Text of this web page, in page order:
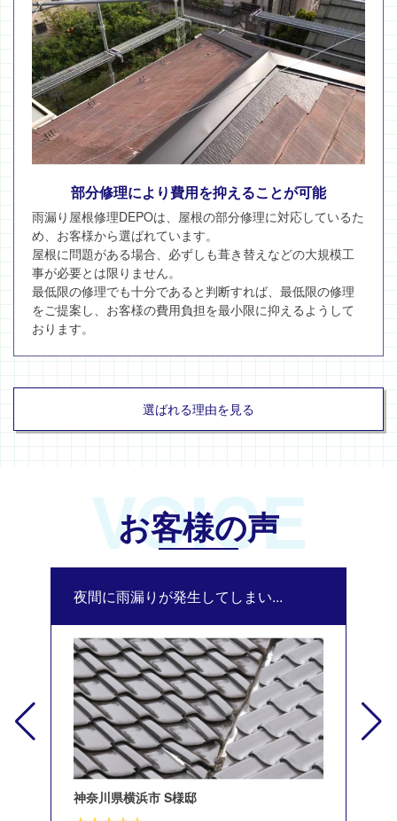
部分修理により費用を抑えることが可能
雨漏り屋根修理DEPOは、屋根の部分修理に対応しているた
め、お客様から選ばれています。
屋根に問題がある場合、必ずしも葺き替えなどの大規模工
事が必要とは限りません。
最低限の修理でも十分であると判断すれば、最低限の修理
をご提案し、お客様の費用負担を最小限に抑えるようして
おります。
選ばれる理由を見る
VOICE
お客様の声
夜間に雨漏りが発生してしまい...
神奈川県横浜市 S様邸